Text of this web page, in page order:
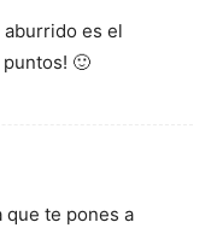
aburrido es el
🙂
que te pones a